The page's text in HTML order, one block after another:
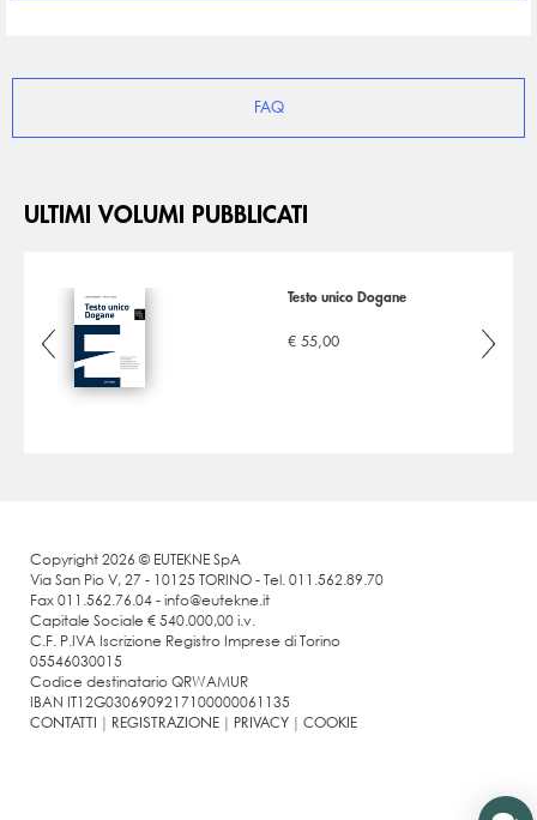
FAQ
ULTIMI VOLUMI PUBBLICATI
Testo unico Dogane
€ 55,00
Copyright 2026 © EUTEKNE SpA
Via San Pio V, 27 - 10125 TORINO - Tel. 011.562.89.70
Fax 011.562.76.04 - info@eutekne.it
Capitale Sociale € 540.000,00 i.v.
C.F. P.IVA Iscrizione Registro Imprese di Torino
05546030015
Codice destinatario QRWAMUR
IBAN IT12G0306909217100000061135
CONTATTI REGISTRAZIONE PRIVACY COOKIE